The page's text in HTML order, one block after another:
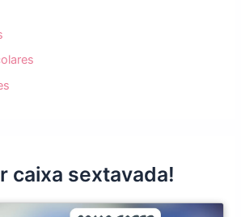
caixa sextavada!